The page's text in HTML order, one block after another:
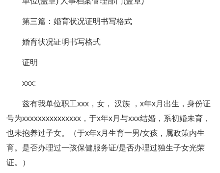
第三篇：婚育状况证明书写格式
婚育状况证明书写格式
证明
xxx:
兹有我单位职工xxx，女， 汉族 ，x年x月出生，身份证
号为xxxxxxxxxxxxxxx，于x年x月与xxx结婚，系初婚未育，
也未抱养过子女。（于x年x月生育一男/女孩，属政策内生
育。是否办理过一孩保健服务证/是否办理过独生子女光荣
证。）